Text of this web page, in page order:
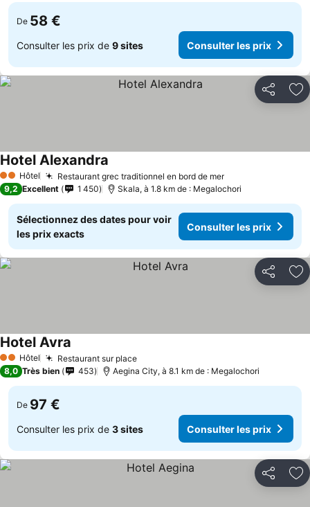
De 58 €
Consulter les prix de 9 sites Consulter les prix
Partager
2 Étoiles
Hôtel Restaurant grec traditionnel en bord de mer
Hotel Alexandra
9,2 Excellent 1 450 Skala, à 1.8 km de : Megalochori
Sélectionnez des dates pour voir
les prix exacts
Consulter les prix
Partager
2 Étoiles
Hôtel Restaurant sur place
Hotel Avra
8,0 Très bien 453 Aegina City, à 8.1 km de : Megalochori
De 97 €
Consulter les prix de 3 sites Consulter les prix
Partager